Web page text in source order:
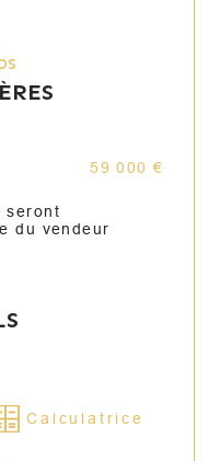
59 000 €
seront
du vendeur
Calculatrice